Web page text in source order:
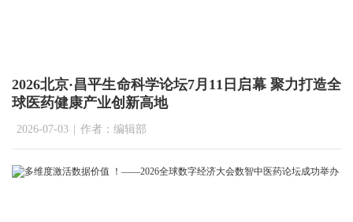
2026北京·昌平生命科学论坛7月11日启幕 聚力打造全
球医药健康产业创新高地
2026-07-03 | 作者：编辑部